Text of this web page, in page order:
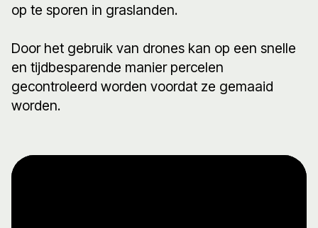
op te sporen in graslanden.
Door het gebruik van drones kan op een snelle
en tijdbesparende manier percelen
gecontroleerd worden voordat ze gemaaid
worden.